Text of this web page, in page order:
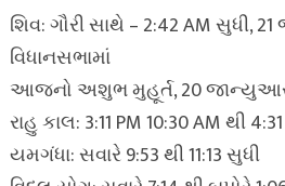
શિવ: ગૌરી સાથે – 2:42 AM સુધી,
વિધાનસભામાં
આજનો અશુભ મુહૂર્ત, 20
રાહુ કાલ: 3:11 PM 10:30 AM થી
યમગંધા: સવારે 9:53 થી 11:13 સુધી